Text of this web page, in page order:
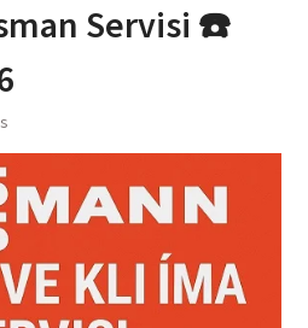
Servisi ☎️